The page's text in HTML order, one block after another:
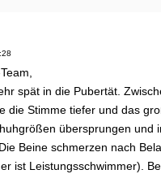
spät in die Pubertät.
die Stimme tiefer und das
übersprungen und
Beine schmerzen nach
ist Leistungsschwimmer).